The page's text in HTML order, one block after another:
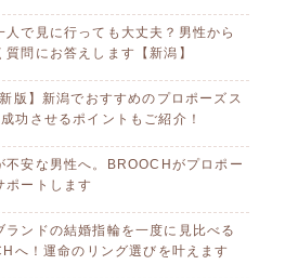
人で見に行っても大丈夫？男性から
質問にお答えします【新潟】
版】新潟でおすすめのプロポーズス
功させるポイントもご紹介！
不安な男性へ。BROOCHがプロポー
ポートします
ランドの結婚指輪を一度に見比べる
へ！運命のリング選びを叶えます